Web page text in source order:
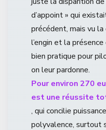
d’appoint » qui
précédent, mais vu
l’engin et la
bien pratique pour
on leur pardonne.
Pour environ 270
est une réussite
, qui concilie
polyvalence, surtout